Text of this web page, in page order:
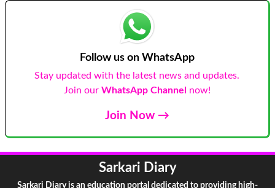
Follow us on WhatsApp
Stay updated with the latest news and updates.
Join our WhatsApp Channel now!
Join Now →
Sarkari Diary
Sarkari Diary is an education portal dedicated to providing high-